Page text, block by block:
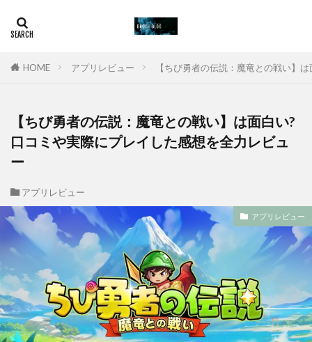
HOME アプリレビュー 【ちび勇者の伝説：魔竜との戦い】
【ちび勇者の伝説：魔竜との戦い】は面白い?
口コミや実際にプレイした感想を全力レビュ
ー
アプリレビュー
アプリレビュー